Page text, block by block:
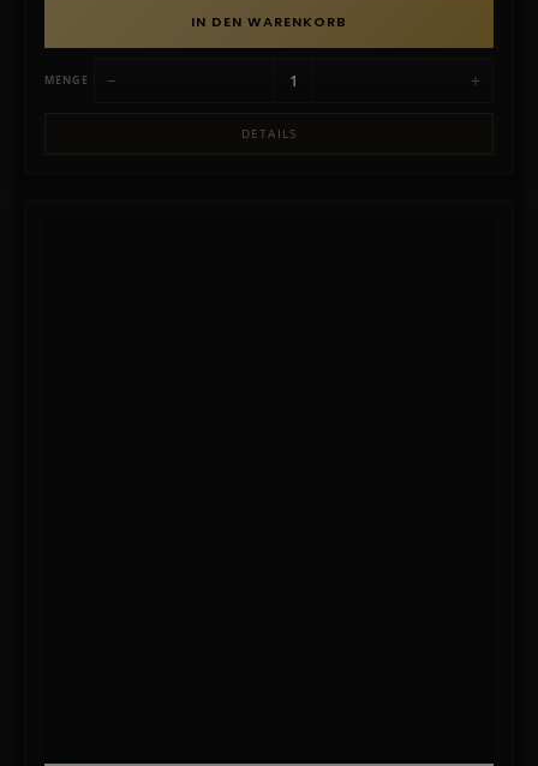
MENGE − +
IN DEN WARENKORB
DETAILS